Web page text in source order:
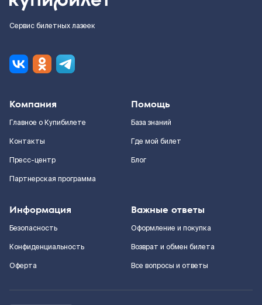
Сервис билетных лазеек
Компания
Главное о Купибилете
Контакты
Пресс-центр
Партнерская программа
Помощь
База знаний
Где мой билет
Блог
Информация
Безопасность
Конфиденциальность
Оферта
Важные ответы
Оформление и покупка
Возврат и обмен билета
Все вопросы и ответы